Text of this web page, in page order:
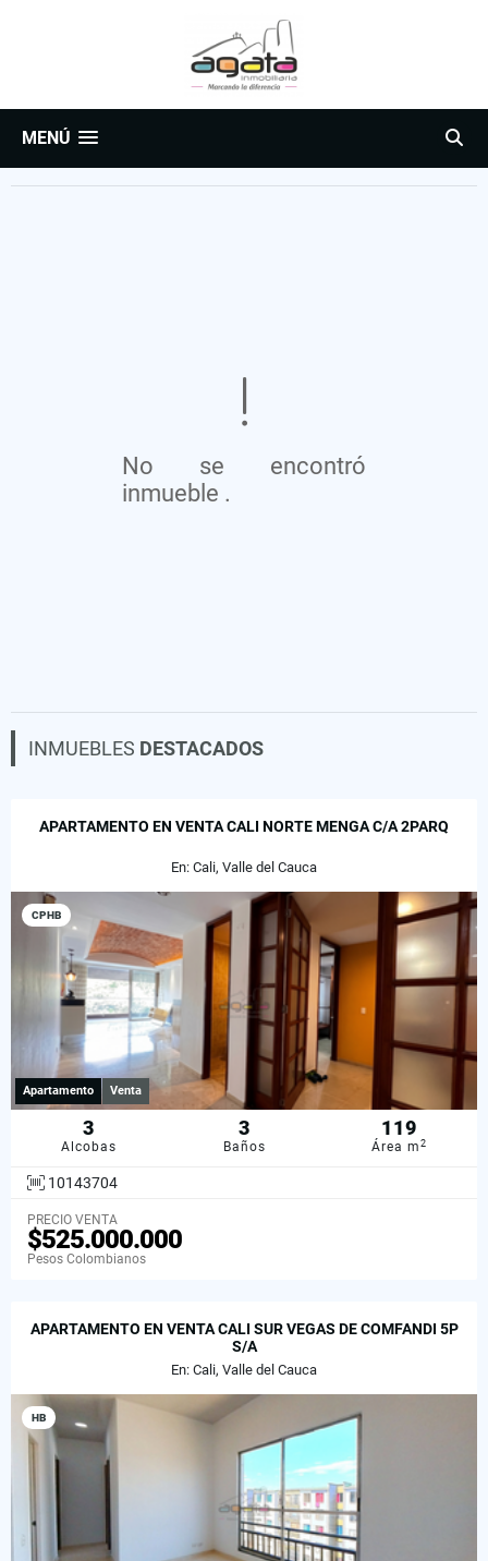
MENÚ
No se encontró
inmueble .
INMUEBLES DESTACADOS
APARTAMENTO EN VENTA CALI NORTE MENGA C/A 2PARQ
En: Cali, Valle del Cauca
CPHB
Apartamento Venta
3
Alcobas
3
Baños
119
Área m2
10143704
PRECIO VENTA
$525.000.000
Pesos Colombianos
APARTAMENTO EN VENTA CALI SUR VEGAS DE COMFANDI 5P
S/A
En: Cali, Valle del Cauca
HB